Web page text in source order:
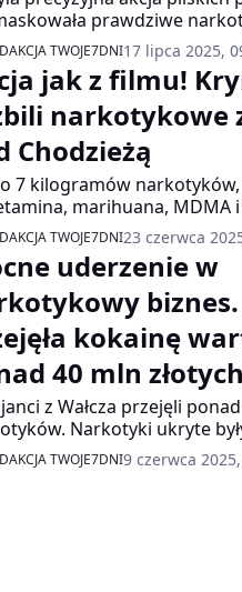
prawdziwe
w regionie!
z Przestępczością
przestępczą,
marihuanę oraz...
TWOJE7DNI17 lipca 2025,
jak z filmu!
narkotykowe
Chodzieżą
7 kilogramów
marihuana, MDMA i
skutecznej akcji
Policji w Chodzieży.
od kilku miesięcy, a
dni temu.
TWOJE7DNI23 czerwca
uderzenie w
biznes.
kokainę
40 mln złotych
z Wałcza przejęli
Narkotyki ukryte
Zatrzymano 2 osoby.
pobytu za kratkami.
TWOJE7DNI9 czerwca